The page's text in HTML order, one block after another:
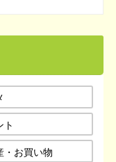
ト
・お買い物